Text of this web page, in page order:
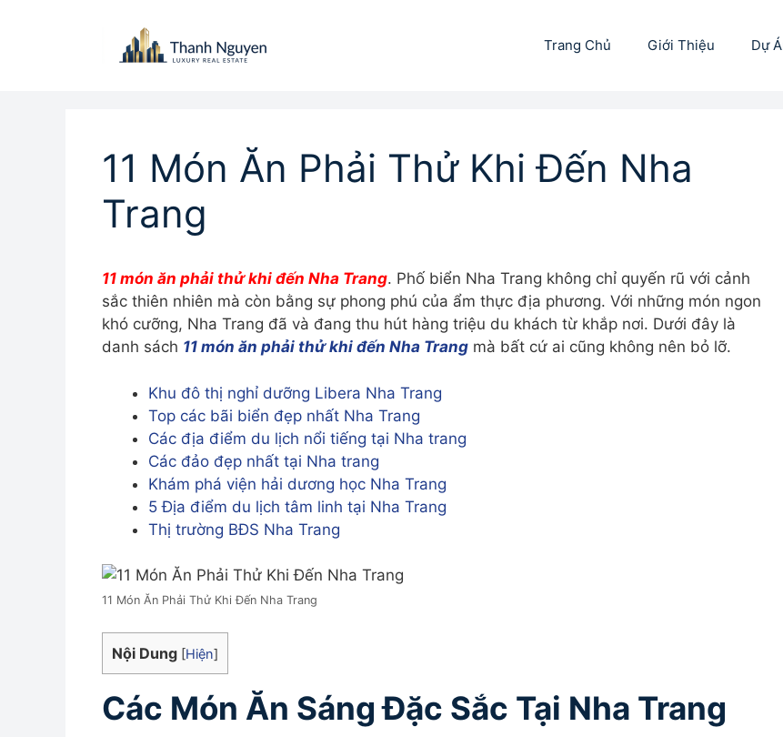
Trang Chủ Giới Thiệu Dự
11 Món Ăn Phải Thử Khi Đến Nha
Trang
11 món ăn phải thử khi đến Nha Trang. Phố biển Nha Trang không chỉ quyến rũ với cảnh
sắc thiên nhiên mà còn bằng sự phong phú của ẩm thực địa phương. Với những món ngon
khó cưỡng, Nha Trang đã và đang thu hút hàng triệu du khách từ khắp nơi. Dưới đây là
danh sách 11 món ăn phải thử khi đến Nha Trang mà bất cứ ai cũng không nên bỏ lỡ.
Khu đô thị nghỉ dưỡng Libera Nha Trang
Top các bãi biển đẹp nhất Nha Trang
Các địa điểm du lịch nổi tiếng tại Nha trang
Các đảo đẹp nhất tại Nha trang
Khám phá viện hải dương học Nha Trang
5 Địa điểm du lịch tâm linh tại Nha Trang
Thị trường BĐS Nha Trang
11 Món Ăn Phải Thử Khi Đến Nha Trang
Nội Dung [Hiện]
Các Món Ăn Sáng Đặc Sắc Tại Nha Trang